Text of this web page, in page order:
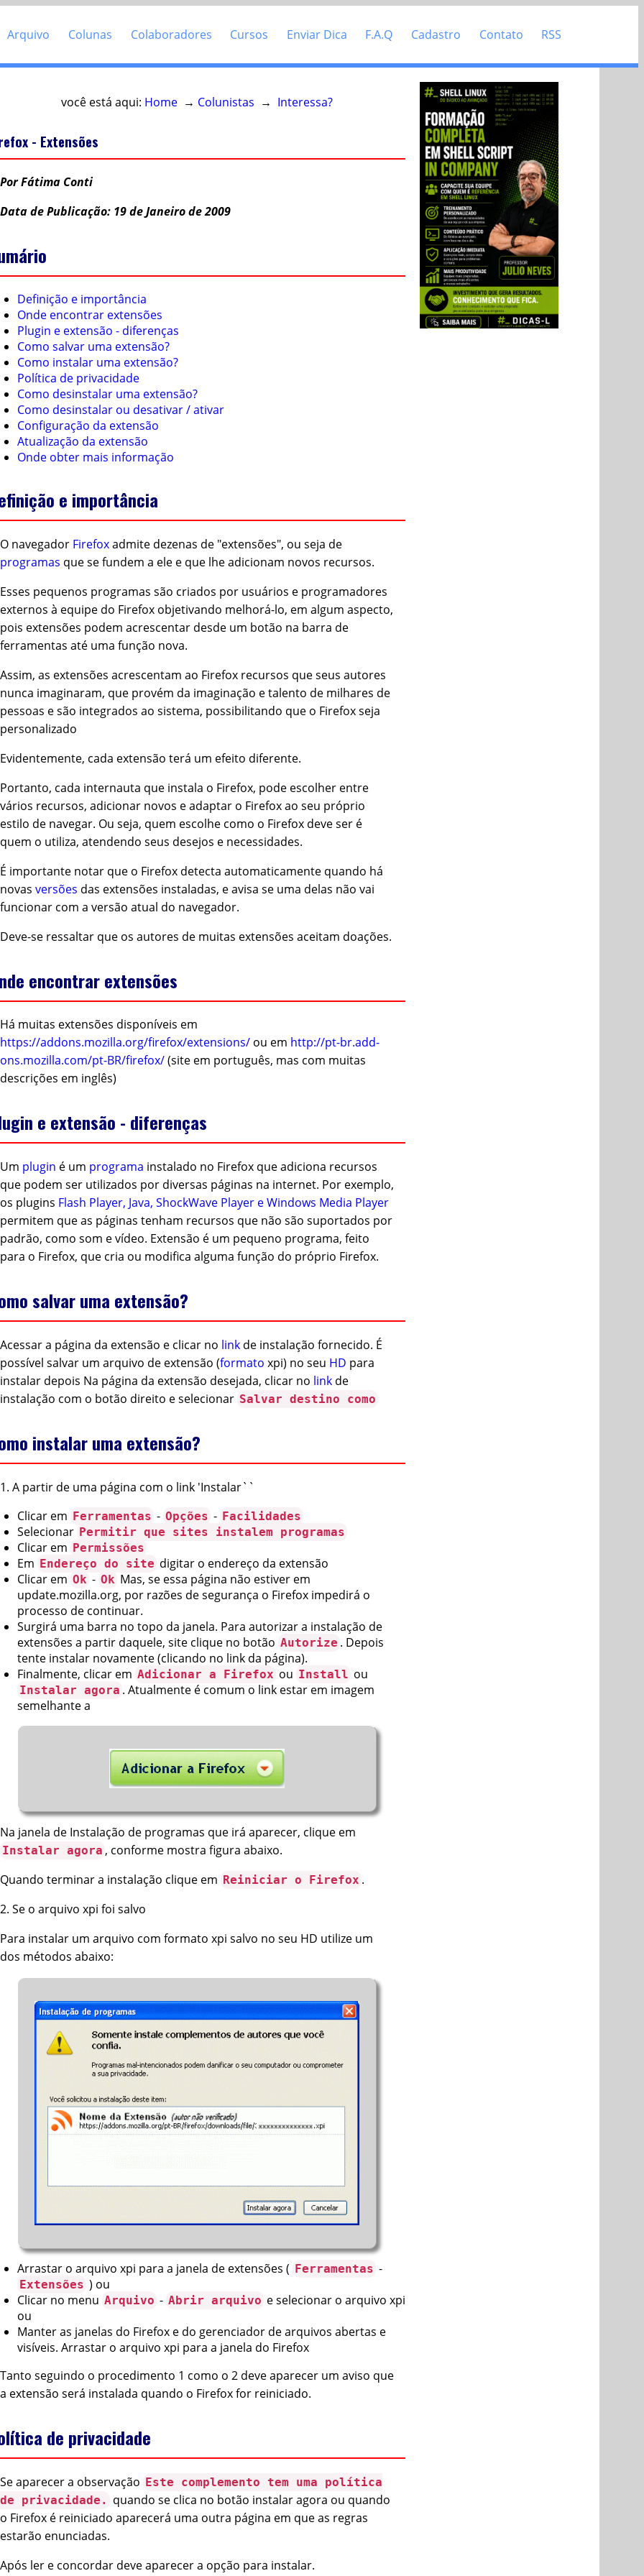
Arquivo Colunas Colaboradores Cursos Enviar Dica F.A.Q Cadastro Contato RSS
você está aqui: Home → Colunistas → Interessa?
- Extensões
Por Fátima Conti
Data de Publicação: 19 de Janeiro de 2009
Definição e importância
Onde encontrar extensões
Plugin e extensão - diferenças
Como salvar uma extensão?
Como instalar uma extensão?
Política de privacidade
Como desinstalar uma extensão?
Como desinstalar ou desativar / ativar
Configuração da extensão
Atualização da extensão
Onde obter mais informação
e importância
O navegador Firefoxadmite dezenas de "extensões", ou seja de
programas que se fundem a ele e que lhe adicionam novos recursos.
Esses pequenos programas são criados por usuários e programadores
externos à equipe do Firefox objetivando melhorá-lo, em algum aspecto,
pois extensões podem acrescentar desde um botão na barra de
ferramentas até uma função nova.
Assim, as extensões acrescentam ao Firefox recursos que seus autores
nunca imaginaram, que provém da imaginação e talento de milhares de
pessoas e são integrados ao sistema, possibilitando que o Firefox seja
personalizado
Evidentemente, cada extensão terá um efeito diferente.
Portanto, cada internauta que instala o Firefox, pode escolher entre
vários recursos, adicionar novos e adaptar o Firefox ao seu próprio
estilo de navegar. Ou seja, quem escolhe como o Firefox deve ser é
quem o utiliza, atendendo seus desejos e necessidades.
É importante notar que o Firefox detecta automaticamente quando há
novas versões das extensões instaladas, e avisa se uma delas não vai
funcionar com a versão atual do navegador.
Deve-se ressaltar que os autores de muitas extensões aceitam doações.
encontrar extensões
Há muitas extensões disponíveis em
https://addons.mozilla.org/firefox/extensions/ ou em http://pt-br.add-
ons.mozilla.com/pt-BR/firefox/(site em português, mas com muitas
descrições em inglês)
e extensão - diferenças
Um plugin é um programa instalado no Firefox que adiciona recursos
que podem ser utilizados por diversas páginas na internet. Por exemplo,
os plugins Flash Player, Java, ShockWave Player e Windows Media Player
permitem que as páginas tenham recursos que não são suportados por
padrão, como som e vídeo. Extensão é um pequeno programa, feito
para o Firefox, que cria ou modifica alguma função do próprio Firefox.
salvar uma extensão?
Acessar a página da extensão e clicar no link de instalação fornecido. É
possível salvar um arquivo de extensão (formato xpi) no seu HD para
instalar depois Na página da extensão desejada, clicar no link de
instalação com o botão direito e selecionar Salvar destino como
instalar uma extensão?
1. A partir de uma página com o link 'Instalar``
Clicar em Ferramentas - Opções - Facilidades
Selecionar Permitir que sites instalem programas
Clicar em Permissões
Em Endereço do site digitar o endereço da extensão
Clicar em Ok - Ok Mas, se essa página não estiver em
update.mozilla.org, por razões de segurança o Firefox impedirá o
processo de continuar.
Surgirá uma barra no topo da janela. Para autorizar a instalação de
extensões a partir daquele, site clique no botão Autorize . Depois
tente instalar novamente (clicando no link da página).
Finalmente, clicar em Adicionar a Firefox ou Install ou
Instalar agora . Atualmente é comum o link estar em imagem
semelhante a
Na janela de Instalação de programas que irá aparecer, clique em
Instalar agora , conforme mostra figura abaixo.
Quando terminar a instalação clique em Reiniciar o Firefox .
2. Se o arquivo xpi foi salvo
Para instalar um arquivo com formato xpi salvo no seu HD utilize um
dos métodos abaixo:
Arrastar o arquivo xpi para a janela de extensões ( Ferramentas -
Extensões ) ou
Clicar no menu Arquivo - Abrir arquivo e selecionar o arquivo xpi
ou
Manter as janelas do Firefox e do gerenciador de arquivos abertas e
visíveis. Arrastar o arquivo xpi para a janela do Firefox
Tanto seguindo o procedimento 1 como o 2 deve aparecer um aviso que
a extensão será instalada quando o Firefox for reiniciado.
de privacidade
Se aparecer a observação Este complemento tem uma política
de privacidade.
quando se clica no botão instalar agora ou quando
o Firefox é reiniciado aparecerá uma outra página em que as regras
estarão enunciadas.
Após ler e concordar deve aparecer a opção para instalar.